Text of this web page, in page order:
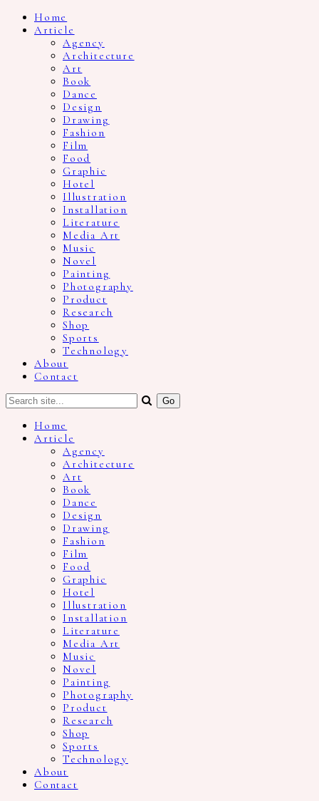
Home
Article
Agency
Architecture
Art
Book
Dance
Design
Drawing
Fashion
Film
Food
Graphic
Hotel
Illustration
Installation
Literature
Media Art
Music
Novel
Painting
Photography
Product
Research
Shop
Sports
Technology
About
Contact
Home
Article
Agency
Architecture
Art
Book
Dance
Design
Drawing
Fashion
Film
Food
Graphic
Hotel
Illustration
Installation
Literature
Media Art
Music
Novel
Painting
Photography
Product
Research
Shop
Sports
Technology
About
Contact